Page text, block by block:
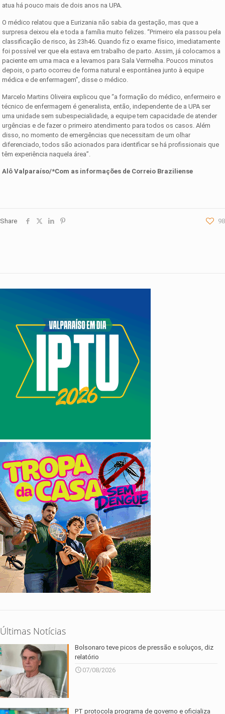
atua há pouco mais de dois anos na UPA.
O médico relatou que a Eurizania não sabia da gestação, mas que a
surpresa deixou ela e toda a família muito felizes. “Primeiro ela passou pela
classificação de risco, às 23h46. Quando fiz o exame físico, imediatamente
foi possível ver que ela estava em trabalho de parto. Assim, já colocamos a
paciente em uma maca e a levamos para Sala Vermelha. Poucos minutos
depois, o parto ocorreu de forma natural e espontânea junto à equipe
médica e de enfermagem”, disse o médico.
Marcelo Martins Oliveira explicou que “a formação do médico, enfermeiro e
técnico de enfermagem é generalista, então, independente de a UPA ser
uma unidade sem subespecialidade, a equipe tem capacidade de atender
urgências e de fazer o primeiro atendimento para todos os casos. Além
disso, no momento de emergências que necessitam de um olhar
diferenciado, todos são acionados para identificar se há profissionais que
têm experiência naquela área”.
Alô Valparaíso/*Com as informações de Correio Braziliense
Share 98
Últimas Notícias
Bolsonaro teve picos de pressão e soluços, diz
relatório
07/08/2026
PT protocola programa de governo e oficializa